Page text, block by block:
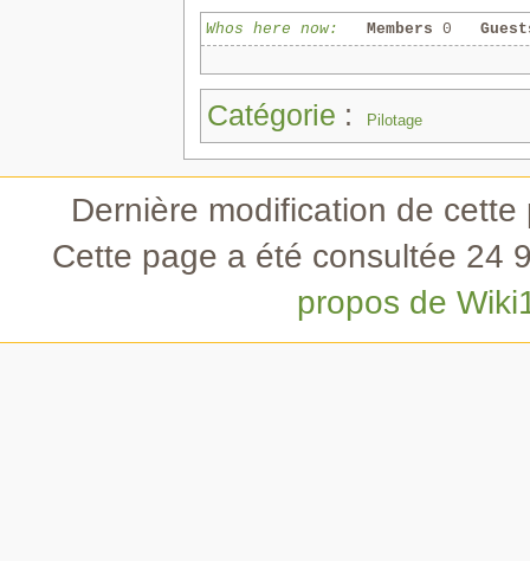
Whos here now: Members 0
Catégorie : Pilotage
Dernière modification de
Cette page a été consultée 24
propos de